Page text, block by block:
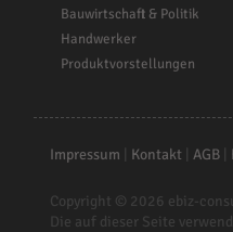
Bauwirtschaft & Politik
Handwerker
Produktvorstellungen
Impressum Kontakt| AGB|
Copyright © 2026 ebiz-
Die auf dieser Seite